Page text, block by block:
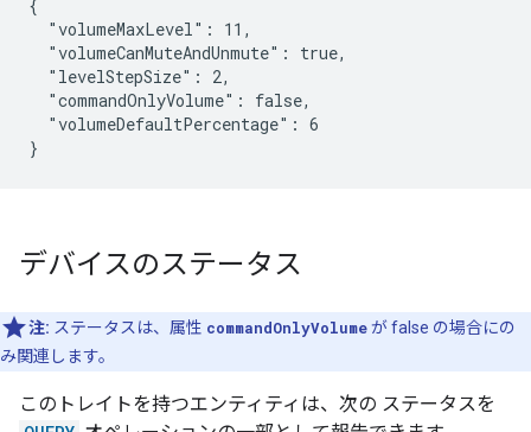
{
  "volumeMaxLevel": 11,
  "volumeCanMuteAndUnmute": true,
  "levelStepSize": 2,
  "commandOnlyVolume": false,
  "volumeDefaultPercentage": 6
}
デバイスのステータス
注: ステータスは、属性 commandOnlyVolumeが false の場合にの
み関連します。
このトレイトを持つエンティティは、次の ステータスを